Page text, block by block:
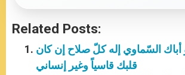
Related Posts:
أباك السّماوي إله كلّ صلاح إن كان
قلبك قاسياً وغير إنساني